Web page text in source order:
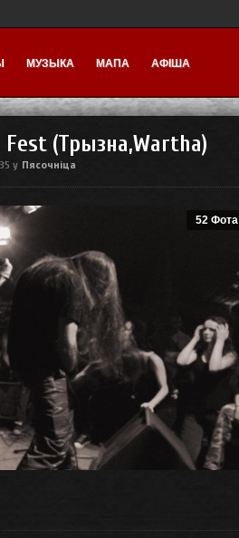
МУЗЫКА МАПА АФІША
(Трызна,Wartha)
у Пясочніца
52 Фота